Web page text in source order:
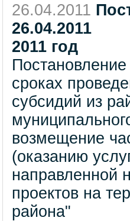
26.04.2011
26.04.2011
2011 год
сроках
субсидий из
возмещение
(оказанию
направленной
проектов на
района"